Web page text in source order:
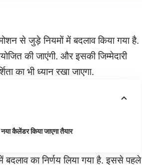
से जुड़े नियमों में बदलाव किया गया है.
की जाएंगी. और इसकी जिम्मेदारी
का भी ध्यान रखा जाएगा.
नया कैलेंडर किया जाएगा तैयार
का निर्णय लिया गया है. इससे पहले